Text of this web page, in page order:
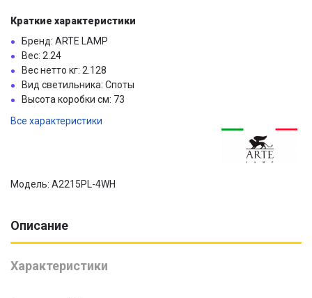
Краткие характеристики
Бренд: ARTE LAMP
Вес: 2.24
Вес нетто кг: 2.128
Вид светильника: Споты
Высота коробки см: 73
Все характеристики
Модель: A2215PL-4WH
Описание
Характеристики